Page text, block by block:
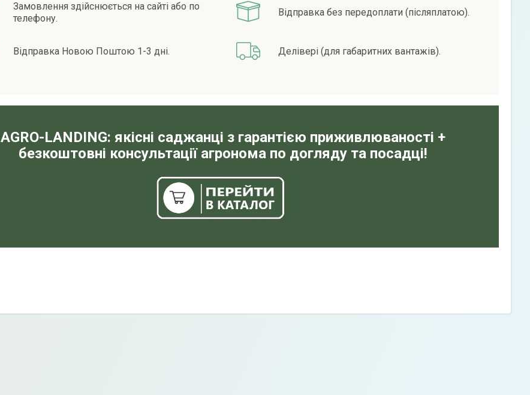
Замовлення здійснюється на сайті або по
телефону.
Відправка Новою Поштою 1-3 дні.
Відправка без передоплати (післяплатою).
Делівері (для габаритних вантажів).
AGRO-LANDING: якісні саджанці з гарантією приживлюваності +
безкоштовні консультації агронома по догляду та посадці!